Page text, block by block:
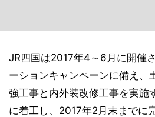
JR四国は2017年4～6月に開催
ーションキャンペーンに備え、
強工事と内外装改修工事を実施
に着工し、2017年2月末までに